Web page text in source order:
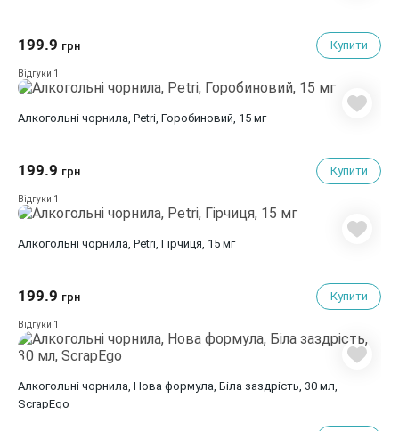
199.9 грн Купити
Відгуки 1
Алкогольні чорнила, Petri, Горобиновий, 15 мг
199.9 грн Купити
Відгуки 1
Алкогольні чорнила, Petri, Гірчиця, 15 мг
199.9 грн Купити
Відгуки 1
Алкогольні чорнила, Нова формула, Біла заздрість, 30 мл,
ScrapEgo